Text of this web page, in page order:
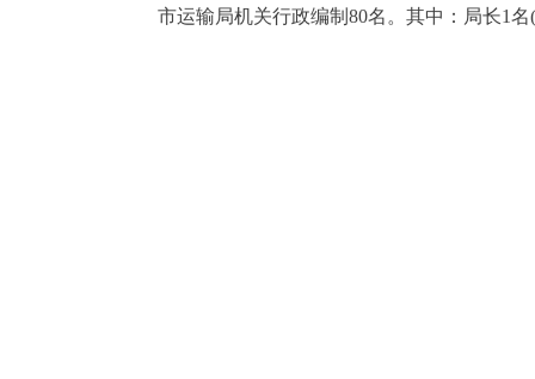
市运输局机关行政编制80名。其中：局长1名(